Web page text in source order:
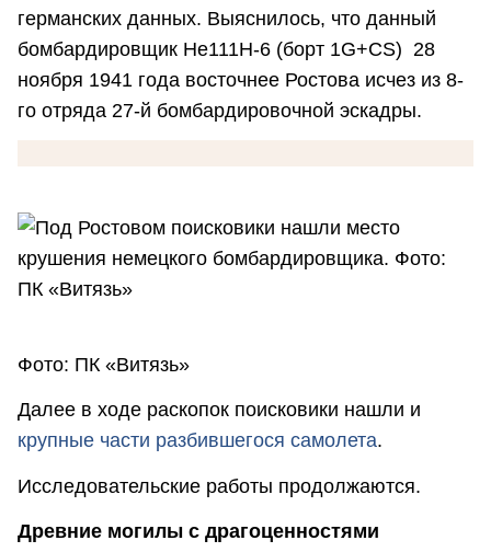
германских данных. Выяснилось, что данный
бомбардировщик Не111Н-6 (борт 1G+CS) 28
ноября 1941 года восточнее Ростова исчез из 8-
го отряда 27-й бомбардировочной эскадры.
Фото: ПК «Витязь»
Далее в ходе раскопок поисковики нашли и
крупные части разбившегося самолета.
Исследовательские работы продолжаются.
Древние могилы с драгоценностями